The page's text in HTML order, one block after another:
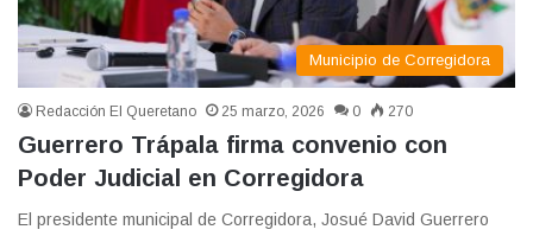
Municipio de Corregidora
Redacción El Queretano 25 marzo, 2026 0 270
Guerrero Trápala firma convenio con
Poder Judicial en Corregidora
El presidente municipal de Corregidora, Josué David Guerrero